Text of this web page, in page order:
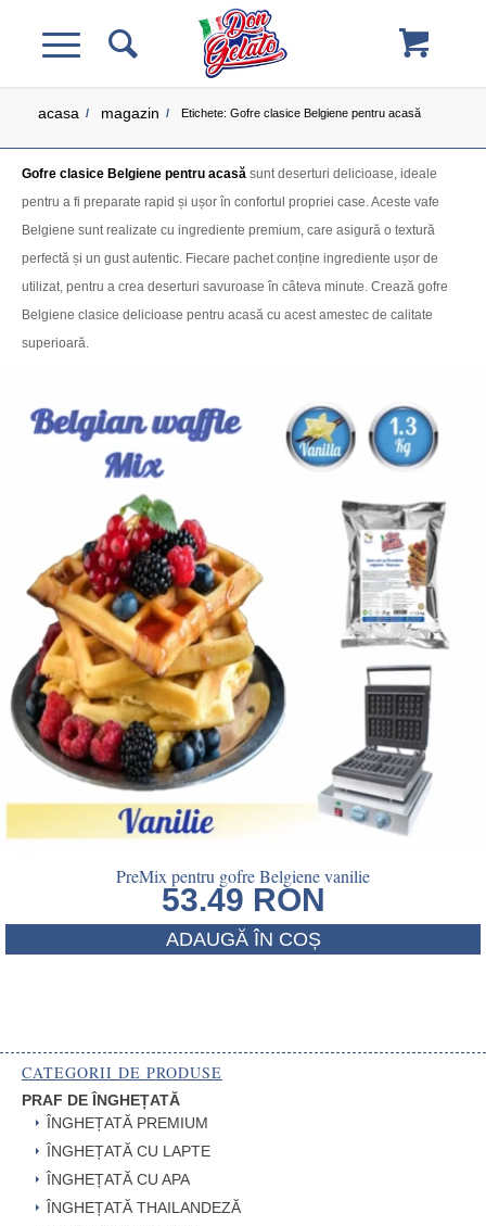
acasa / magazin / Etichete: Gofre clasice Belgiene pentru acasă
Gofre clasice Belgiene pentru acasă sunt deserturi delicioase, ideale
pentru a fi preparate rapid și ușor în confortul propriei case. Aceste vafe
Belgiene sunt realizate cu ingrediente premium, care asigură o textură
perfectă și un gust autentic. Fiecare pachet conține ingrediente ușor de
utilizat, pentru a crea deserturi savuroase în câteva minute. Crează gofre
Belgiene clasice delicioase pentru acasă cu acest amestec de calitate
superioară.
PreMix pentru gofre Belgiene vanilie
53.49 RON
ADAUGĂ ÎN COȘ
CATEGORII DE PRODUSE
PRAF DE ÎNGHEȚATĂ
ÎNGHEȚATĂ PREMIUM
ÎNGHEȚATĂ CU LAPTE
ÎNGHEȚATĂ CU APA
ÎNGHEȚATĂ THAILANDEZĂ